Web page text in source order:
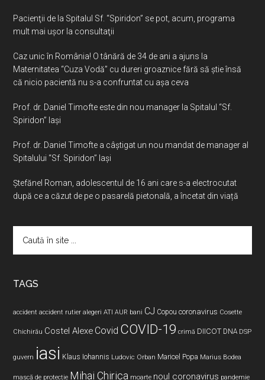
Pacienţii de la Spitalul Sf. “Spiridon” se pot, acum, programa
mult mai uşor la consultaţii
Caz unic în România! O tânără de 34 de ani a ajuns la
Maternitatea “Cuza Vodă” cu dureri groaznice fără să ştie însă
că nicio pacientă nu s-a confruntat cu așa ceva
Prof. dr. Daniel Timofte este din nou manager la Spitalul “Sf.
Spiridon” Iaşi
Prof. dr. Daniel Timofte a câștigat un nou mandat de manager al
Spitalului “Sf. Spiridon” Iași
Ştefănel Roman, adolescentul de 16 ani care s-a electrocutat
după ce a căzut de pe o pasarelă pietonală, a încetat din viață
TAGS
accident accident rutier alegeri ATI AUR bani CJ Copou coronavirus Cosette
Chichirău Costel Alexe Covid COVID-19 crimă DIICOT DNA DSP
guvern iasi Klaus Iohannis Ludovic Orban Maricel Popa Marius Bodea
mască de protecție Mihai Chirica moarte noul coronavirus pandemie